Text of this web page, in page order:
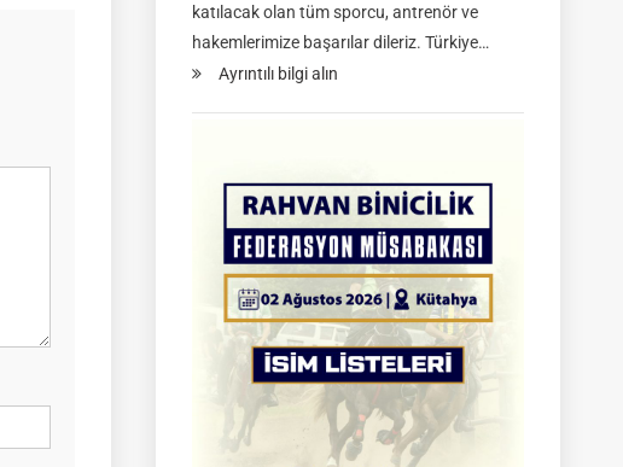
katılacak olan tüm sporcu, antrenör ve
hakemlerimize başarılar dileriz. Türkiye…
Ayrıntılı bilgi alın
Okçuluk
Türkiye
Şampiyonası
|
Yarı
Final
Müsabakaları
08-